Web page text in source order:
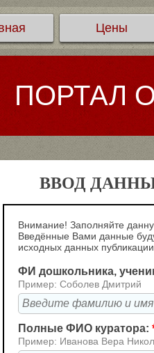
Цены
ПОРТАЛ
ВВОД
Внимание! Заполняйте
Введённые Вами данные
исходных данных
ФИ дошкольника,
Пример: Соболев Дмитрий
Полные ФИО куратора:
Пример: Иванова Вера